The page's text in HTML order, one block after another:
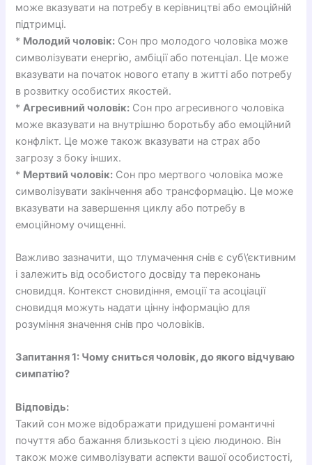
може вказувати на потребу в керівництві або емоційній
підтримці.
* Молодий чоловік: Сон про молодого чоловіка може
символізувати енергію, амбіції або потенціал. Це може
вказувати на початок нового етапу в житті або потребу
в розвитку особистих якостей.
*Агресивний чоловік: Сон про агресивного чоловіка
може вказувати на внутрішню боротьбу або емоційний
конфлікт. Це може також вказувати на страх або
загрозу з боку інших.
* Мертвий чоловік: Сон про мертвого чоловіка може
символізувати закінчення або трансформацію. Це може
вказувати на завершення циклу або потребу в
емоційному очищенні.
Важливо зазначити, що тлумачення снів є суб\’єктивним
і залежить від особистого досвіду та переконань
сновидця. Контекст сновидіння, емоції та асоціації
сновидця можуть надати цінну інформацію для
розуміння значення снів про чоловіків.
Запитання 1: Чому сниться чоловік, до якого відчуваю
симпатію?
Відповідь:
Такий сон може відображати придушені романтичні
почуття або бажання близькості з цією людиною. Він
також може символізувати аспекти вашої особистості,